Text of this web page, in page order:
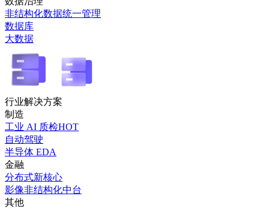
非结构化数据统一管理
数据库
大数据
行业解决方案
制造
工业 AI 质检HOT
自动驾驶
半导体 EDA
金融
分布式新核心
影像非结构化中台
其他